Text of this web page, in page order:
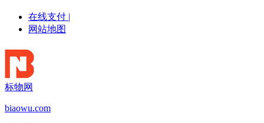
在线支付 |
网站地图
标物网
biaowu.com